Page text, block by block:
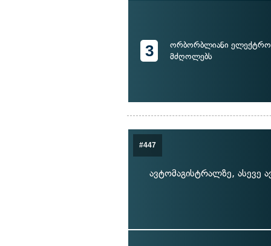
3
ორბორბლიანი
მძღოლებს
#447
ავტომაგისტრალზე, ასევე